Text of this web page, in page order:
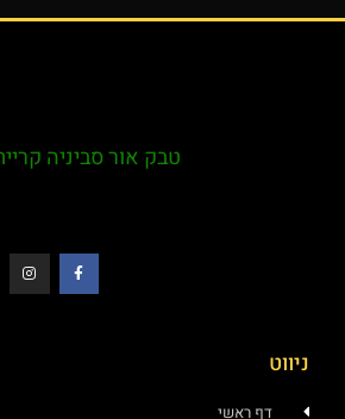
טבק אור סביניה קריית ביאליק
ראשי